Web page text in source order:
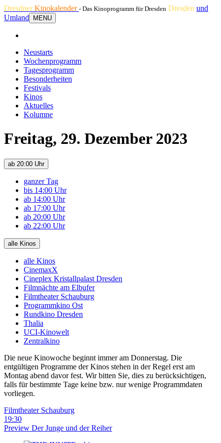
DresdnerKinokalender - Das Kinoprogramm für Dresden Dresden und
Umland
MENU
Neustarts
Wochenprogramm
Tagesprogramm
Besonderheiten
Festivals
Kinos
Aktuelles
Kolumne
Freitag, 29. Dezember 2023
ab 20:00 Uhr
ganzer Tag
bis 14:00 Uhr
ab 14:00 Uhr
ab 17:00 Uhr
ab 20:00 Uhr
ab 22:00 Uhr
alle Kinos
alle Kinos
CinemaxX
Cineplex Kristallpalast Dresden
Filmnächte am Elbufer
Filmtheater Schauburg
Programmkino Ost
Rundkino Dresden
Thalia
UCI-Kinowelt
Zentralkino
Die neue Kinowoche beginnt immer am Donnerstag. Die
entgültigen Programme der Kinos stehen in der Regel erst am
Montag abend davor fest. Wir bitten Sie, dies zu berücksichtigen,
falls für bestimmte Tage keine bzw. nur wenige Programmdaten
vorliegen.
Filmtheater Schauburg
19:30
Preview Der Junge und der Reiher